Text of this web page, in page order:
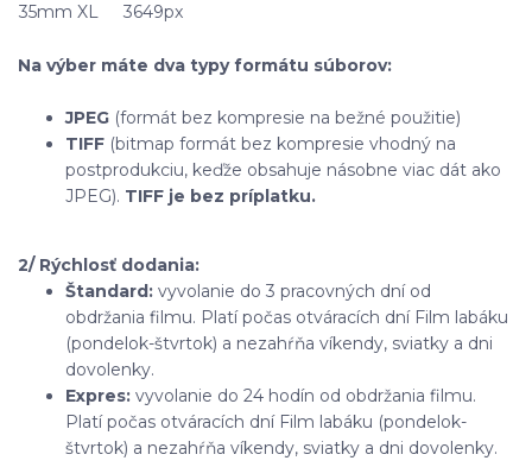
35mm XL
3649px
Na výber máte dva typy formátu súborov:
JPEG (formát bez kompresie na bežné použitie)
TIFF (bitmap formát bez kompresie vhodný na
postprodukciu, keďže obsahuje násobne viac dát ako
JPEG). TIFF je bez príplatku.
2/ Rýchlosť dodania:
Štandard: vyvolanie do 3 pracovných dní od
obdržania filmu. Platí počas otváracích dní Film labáku
(pondelok-štvrtok) a nezahŕňa víkendy, sviatky a dni
dovolenky.
Expres: vyvolanie do 24 hodín od obdržania filmu.
Platí počas otváracích dní Film labáku (pondelok-
štvrtok) a nezahŕňa víkendy, sviatky a dni dovolenky.